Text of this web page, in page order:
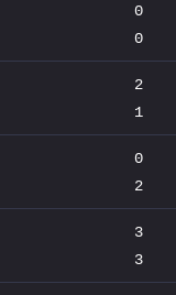
0
0
2
1
0
2
3
3